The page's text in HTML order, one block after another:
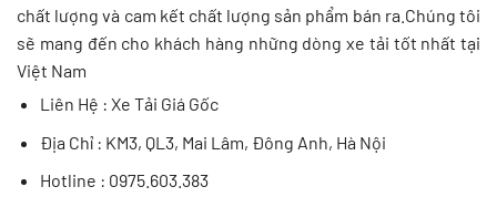
chất lượng và cam kết chất lượng sản phẩm bán ra.Chúng tôi
sẽ mang đến cho khách hàng những dòng xe tải tốt nhất tại
Việt Nam
Liên Hệ : Xe Tải Giá Gốc
Địa Chỉ : KM3, QL3, Mai Lâm, Đông Anh, Hà Nội
Hotline : 0975.603.383